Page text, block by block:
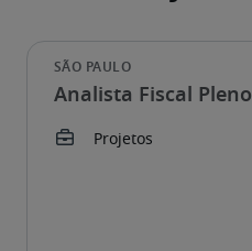
Analista Fiscal Pleno